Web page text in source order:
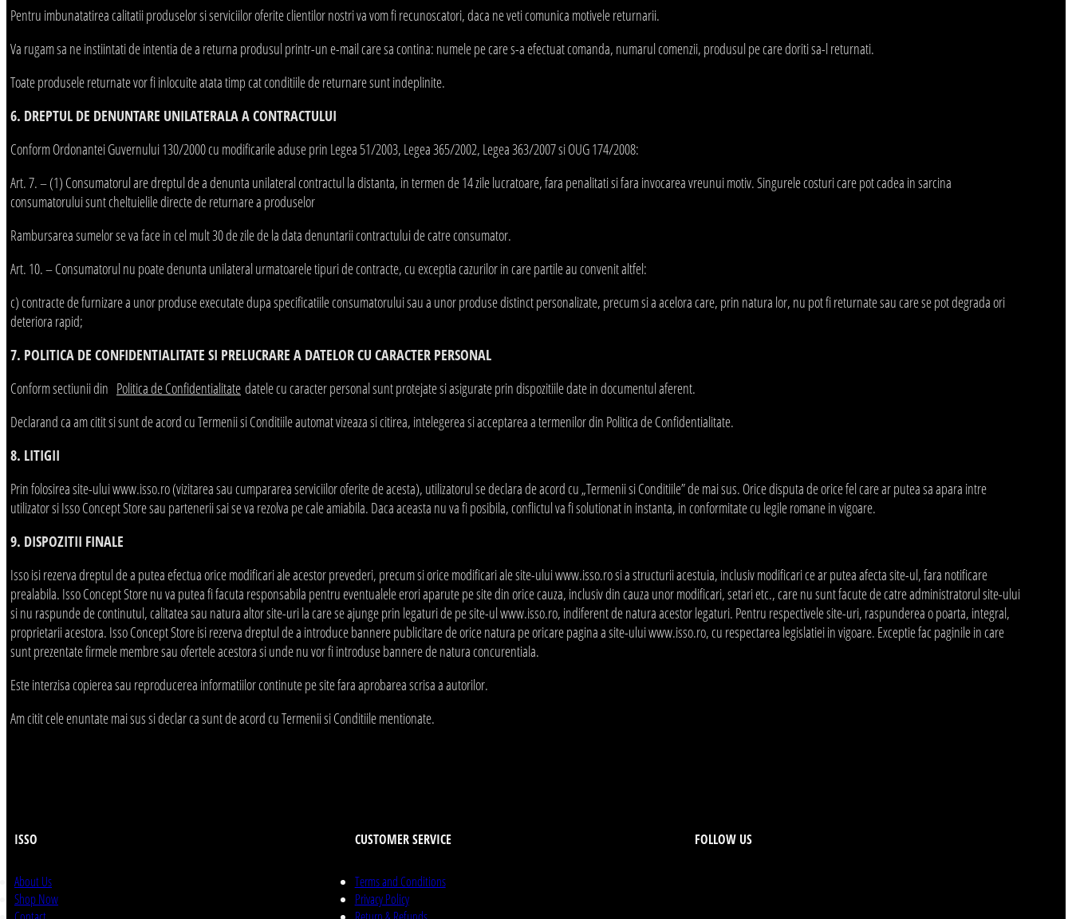
Pentru imbunatatirea calitatii produselor si serviciilor oferite clientilor nostri va vom fi recunoscatori, daca ne veti comunica motivele returnarii.
Va rugam sa ne instiintati de intentia de a returna produsul printr-un e-mail care sa contina: numele pe care s-a efectuat comanda, numarul comenzii, produsul pe care doriti sa-l returnati.
Toate produsele returnate vor fi inlocuite atata timp cat conditiile de returnare sunt indeplinite.
6. DREPTUL DE DENUNTARE UNILATERALA A CONTRACTULUI
Conform Ordonantei Guvernului 130/2000 cu modificarile aduse prin Legea 51/2003, Legea 365/2002, Legea 363/2007 si OUG 174/2008:
Art. 7. – (1) Consumatorul are dreptul de a denunta unilateral contractul la distanta, in termen de 14 zile lucratoare, fara penalitati si fara invocarea vreunui motiv. Singurele costuri care pot cadea in sarcina
consumatorului sunt cheltuielile directe de returnare a produselor
Rambursarea sumelor se va face in cel mult 30 de zile de la data denuntarii contractului de catre consumator.
Art. 10. – Consumatorul nu poate denunta unilateral urmatoarele tipuri de contracte, cu exceptia cazurilor in care partile au convenit altfel:
c) contracte de furnizare a unor produse executate dupa specificatiile consumatorului sau a unor produse distinct personalizate, precum si a acelora care, prin natura lor, nu pot fi returnate sau care se pot degrada ori
deteriora rapid;
7. POLITICA DE CONFIDENTIALITATE SI PRELUCRARE A DATELOR CU CARACTER PERSONAL
Conform sectiunii din Politica de Confidentialitate datele cu caracter personal sunt protejate si asigurate prin dispozitiile date in documentul aferent.
Declarand ca am citit si sunt de acord cu Termenii si Conditiile automat vizeaza si citirea, intelegerea si acceptarea a termenilor din Politica de Confidentialitate.
8. LITIGII
Prin folosirea site-ului www.isso.ro (vizitarea sau cumpararea serviciilor oferite de acesta), utilizatorul se declara de acord cu „Termenii si Conditiile” de mai sus. Orice disputa de orice fel care ar putea sa apara intre
utilizator si Isso Concept Store sau partenerii sai se va rezolva pe cale amiabila. Daca aceasta nu va fi posibila, conflictul va fi solutionat in instanta, in conformitate cu legile romane in vigoare.
9. DISPOZITII FINALE
Isso isi rezerva dreptul de a putea efectua orice modificari ale acestor prevederi, precum si orice modificari ale site-ului www.isso.ro si a structurii acestuia, inclusiv modificari ce ar putea afecta site-ul, fara notificare
prealabila. Isso Concept Store nu va putea fi facuta responsabila pentru eventualele erori aparute pe site din orice cauza, inclusiv din cauza unor modificari, setari etc., care nu sunt facute de catre administratorul site-ului
si nu raspunde de continutul, calitatea sau natura altor site-uri la care se ajunge prin legaturi de pe site-ul www.isso.ro, indiferent de natura acestor legaturi. Pentru respectivele site-uri, raspunderea o poarta, integral,
proprietarii acestora. Isso Concept Store isi rezerva dreptul de a introduce bannere publicitare de orice natura pe oricare pagina a site-ului www.isso.ro, cu respectarea legislatiei in vigoare. Exceptie fac paginile in care
sunt prezentate firmele membre sau ofertele acestora si unde nu vor fi introduse bannere de natura concurentiala.
Este interzisa copierea sau reproducerea informatiilor continute pe site fara aprobarea scrisa a autorilor.
Am citit cele enuntate mai sus si declar ca sunt de acord cu Termenii si Conditiile mentionate.
ISSO
About Us
Shop Now
CUSTOMER SERVICE
Terms and Conditions
Privacy Policy
FOLLOW US